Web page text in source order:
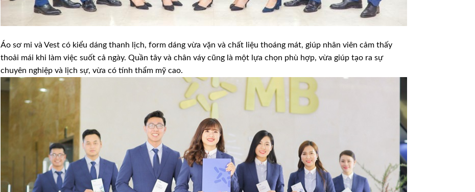
Áo sơ mi và Vest có kiểu dáng thanh lịch, form dáng vừa vặn và chất liệu thoáng mát, giúp nhân viên cảm thấy
thoải mái khi làm việc suốt cả ngày. Quần tây và chân váy cũng là một lựa chọn phù hợp, vừa giúp tạo ra sự
chuyên nghiệp và lịch sự, vừa có tính thẩm mỹ cao.